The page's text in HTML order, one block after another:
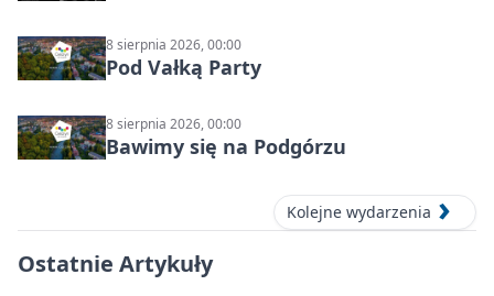
8 sierpnia 2026, 00:00
Pod Vałką Party
8 sierpnia 2026, 00:00
Bawimy się na Podgórzu
Kolejne wydarzenia
Ostatnie Artykuły